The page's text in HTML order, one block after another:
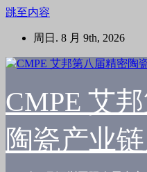
跳至内容
周日. 8 月 9th, 2026
CMPE 艾
陶瓷产业